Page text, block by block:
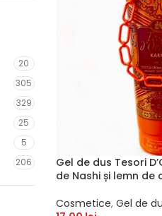
20
305
329
25
5
206
Gel de dus Tesori
de Nashi și lemn de
Cosmetice, Gel de